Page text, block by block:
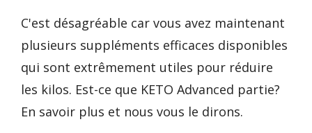
C'est désagréable car vous avez maintenant
plusieurs suppléments efficaces disponibles
qui sont extrêmement utiles pour réduire
les kilos. Est-ce que KETO Advanced partie?
En savoir plus et nous vous le dirons.